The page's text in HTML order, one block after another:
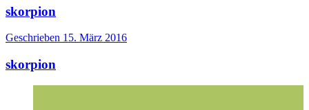
skorpion
Geschrieben 15. März 2016
skorpion